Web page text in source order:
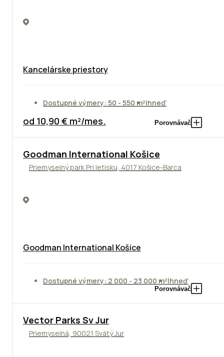
Kancelárske priestory
Dostupné výmery: 50 - 550 m²Ihneď
od 10,90 € m²/mes. Porovnávač
Goodman International Košice
Priemyselný park Pri letisku, 4017 Košice-Barca
Goodman International Košice
Dostupné výmery: 2 000 - 23 000 m²Ihneď
Porovnávač
Vector Parks Sv Jur
Priemyselná, 90021 Svätý Jur